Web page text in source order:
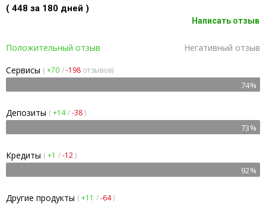
( 448 за 180 дней )
Написать отзыв
Положительный отзыв
Негативный отзыв
Сервисы (+70 /-198 отзывов)
74%
Депозиты (+14/-38)
73%
Кредиты (+1 /-12)
92%
Другие продукты (+11 /-64)